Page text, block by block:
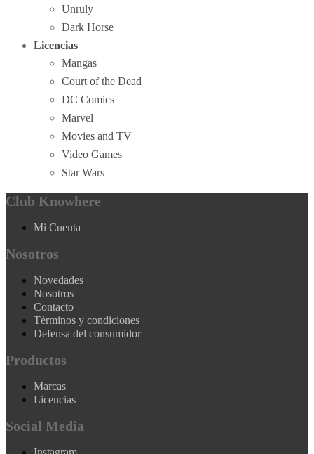
Unruly
Dark Horse
Licencias
Mangas
Court of the Dead
DC Comics
Marvel
Movies and TV
Video Games
Star Wars
Club Knowhere
Mi Cuenta
Nosotros
Novedades
Nosotros
Contacto
Términos y condiciones
Defensa del consumidor
Productos
Marcas
Licencias
Social Media